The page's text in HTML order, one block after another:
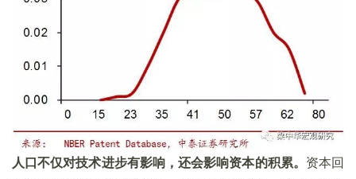
人口不仅对技术进步有影响，还会影响资本的积累。 资本回